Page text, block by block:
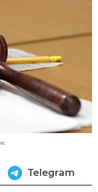
Telegram